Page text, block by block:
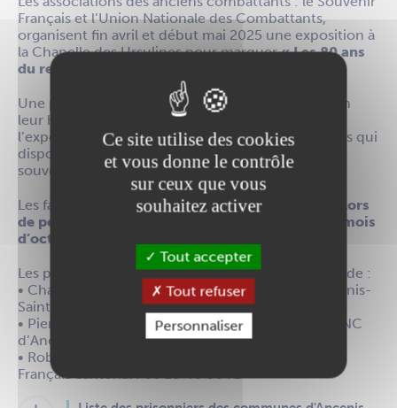
Français et l’Union Nationale des Combattants,
organisent fin avril et début mai 2025 une exposition à
la Chapelle des Ursulines pour marquer« Les 80 ans
du retour des prisonniers à Ancenis en 1945 »
Une photo avait été prise lors d’un repas donné en
leur honneur le 26 août 1945. Pour préparer
l’exposition, les associations font appel aux familles qui
disposeraient de photos complémentaires ou de
souvenirs sur ces prisonniers.
Les familles seront accueillies par les associations
lors
de permanences en mairie
tous les samedis du mois
d’octobre entre 10 h et 12 h.
Les personnes intéressées peuvent se rapprocher de :
• Charles FONTENEAU, Président de l’UNC d’Ancenis-
Saint-Géréon : 06 08 48 46 38
• Pierre d’ARRAS : 06 08 46 21 49, Membre de l’UNC
d’Ancenis-Saint-Géréon
• Robert PRODHOMME, président du Souvenir
Français cantonal : 06 18 46 60 71
Ce site utilise des cookies
et vous donne le contrôle
sur ceux que vous
souhaitez activer
Tout accepter
Tout refuser
Personnaliser